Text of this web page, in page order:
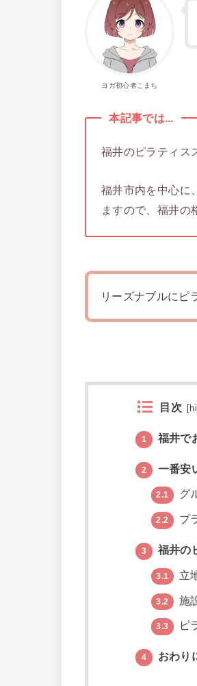
ヨガ初心者こまち
本記事では...
福井のピラティス
福井市内を中心に
ますので、福井の
リーズナブルにピ
目次
1 福井で
2 一番安
2.1 グ
2.2 プ
3 福井の
3.1 立
3.2 施
3.3 ピ
4 おわり